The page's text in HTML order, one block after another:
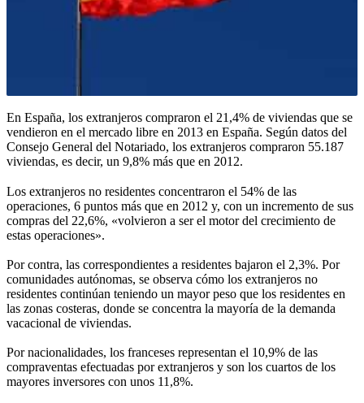
En España, los extranjeros compraron el 21,4% de viviendas que se
vendieron en el mercado libre en 2013 en España. Según datos del
Consejo General del Notariado, los extranjeros compraron 55.187
viviendas, es decir, un 9,8% más que en 2012.
Los extranjeros no residentes concentraron el 54% de las
operaciones, 6 puntos más que en 2012 y, con un incremento de sus
compras del 22,6%, «volvieron a ser el motor del crecimiento de
estas operaciones».
Por contra, las correspondientes a residentes bajaron el 2,3%. Por
comunidades autónomas, se observa cómo los extranjeros no
residentes continúan teniendo un mayor peso que los residentes en
las zonas costeras, donde se concentra la mayoría de la demanda
vacacional de viviendas.
Por nacionalidades, los franceses representan el 10,9% de las
compraventas efectuadas por extranjeros y son los cuartos de los
mayores inversores con unos 11,8%.